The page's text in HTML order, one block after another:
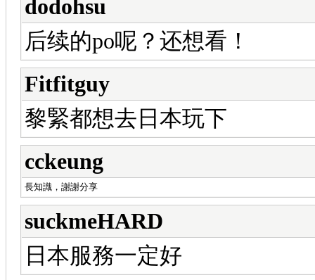
dodohsu
后续的po呢？还想看！
Fitfitguy
黎緊都想去日本玩下
cckeung
長知識，謝謝分享
suckmeHARD
日本服務一定好